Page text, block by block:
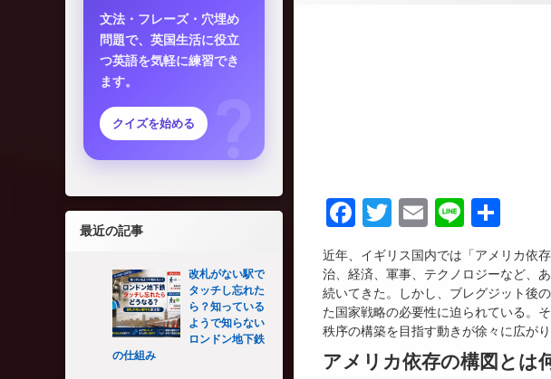
Facebook
Twitter
Email
Line
有
近年、イギリス国内では「アメリカ依
治、経済、軍事、テクノロジーなど、
続いてきた。しかし、ブレグジット後
た国家戦略の必要性に迫られている。
秩序の構築を目指す動きが徐々に広がり
アメリカ依存の構図とは
文法・フレーズ・穴埋め
問題で、英国生活に役立
つ英語を気軽に練習でき
ます。
クイズを始める
最近の記事
改札がない駅で
タッチし忘れた
ら？知っている
ようで知らない
ロンドン地下鉄
の仕組み